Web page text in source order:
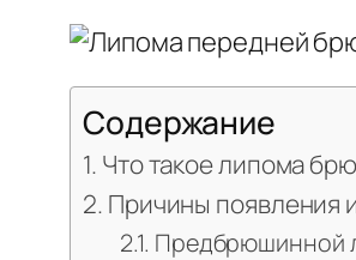
Содержание
Что такое липома
Причины появления
Предбрюшинной